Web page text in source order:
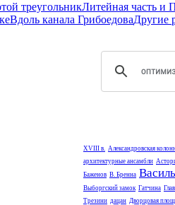
треугольникЛитейная часть и
Вдоль канала ГрибоедоваДругие
XVIII в. Александровская
архитектурные ансамбли
Баженов В. Бренна
Выборгский замок Гатчина
Трезини дацан Дворцовая